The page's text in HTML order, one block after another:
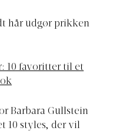
hår udgør prikken
10 favoritter til et
Barbara Gullstein
10 styles, der vil